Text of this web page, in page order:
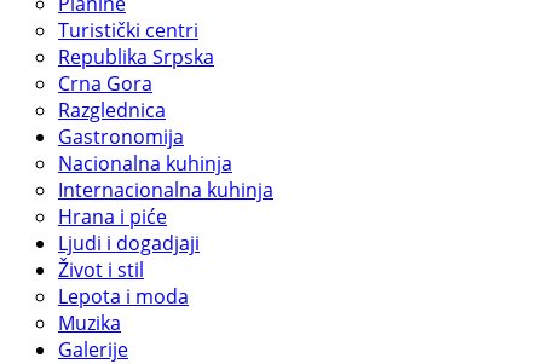
Turistički centri
Republika Srpska
Crna Gora
Razglednica
Gastronomija
Nacionalna kuhinja
Internacionalna kuhinja
Hrana i piće
Ljudi i dogadjaji
Život i stil
Lepota i moda
Muzika
Galerije